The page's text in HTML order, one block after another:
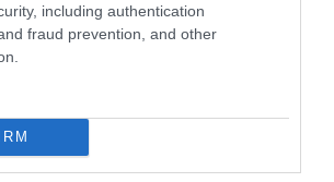
including authentication
fraud prevention, and other